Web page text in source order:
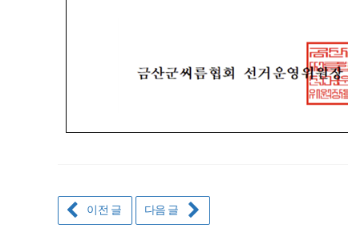
이전 글 다음 글